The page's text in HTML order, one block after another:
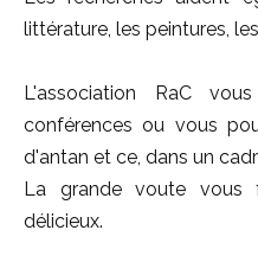
littérature, les peintures,
L'association RaC
conférences ou vous
d'antan et ce, dans un
La grande voute vous
délicieux.